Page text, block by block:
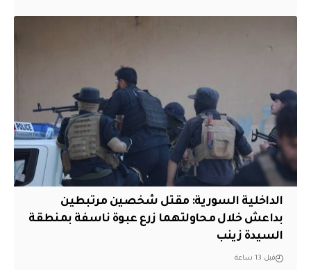
الداخلية السورية: مقتل شخصين مرتبطين
بداعش خلال محاولتهما زرع عبوة ناسفة بمنطقة
السيدة زينب
قبل 13 ساعة